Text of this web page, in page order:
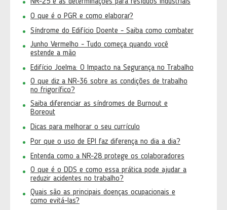
O que é o PGR e como elaborar?
Síndrome do Edifício Doente - Saiba como combater
Junho Vermelho - Tudo começa quando você
estende a mão
Edifício Joelma: O Impacto na Segurança no Trabalho
O que diz a NR-36 sobre as condições de trabalho
no frigorífico?
Saiba diferenciar as síndromes de Burnout e
Boreout
Dicas para melhorar o seu currículo
Por que o uso de EPI faz diferença no dia a dia?
Entenda como a NR-28 protege os colaboradores
O que é o DDS e como essa prática pode ajudar a
reduzir acidentes no trabalho?
Quais são as principais doenças ocupacionais e
como evitá-las?